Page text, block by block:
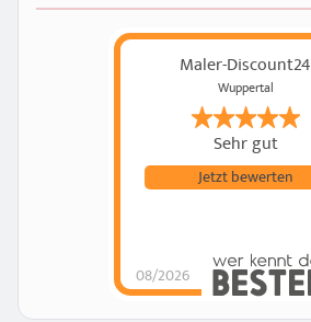
Maler-Discount24
Wuppertal
Sehr gut
08/2026
Jetzt bewerten